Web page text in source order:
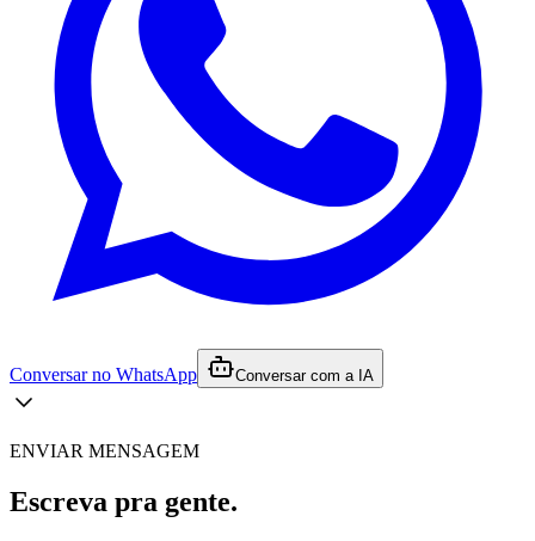
Conversar no WhatsApp Conversar com a IA
ENVIAR MENSAGEM
Escreva pra gente.